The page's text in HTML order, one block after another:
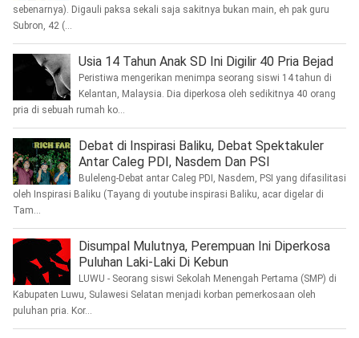
sebenarnya). Digauli paksa sekali saja sakitnya bukan main, eh pak guru
Subron, 42 (...
Usia 14 Tahun Anak SD Ini Digilir 40 Pria Bejad
Peristiwa mengerikan menimpa seorang siswi 14 tahun di
Kelantan, Malaysia. Dia diperkosa oleh sedikitnya 40 orang
pria di sebuah rumah ko...
Debat di Inspirasi Baliku, Debat Spektakuler
Antar Caleg PDI, Nasdem Dan PSI
Buleleng-Debat antar Caleg PDI, Nasdem, PSI yang difasilitasi
oleh Inspirasi Baliku (Tayang di youtube inspirasi Baliku, acar digelar di
Tam...
Disumpal Mulutnya, Perempuan Ini Diperkosa
Puluhan Laki-Laki Di Kebun
LUWU - Seorang siswi Sekolah Menengah Pertama (SMP) di
Kabupaten Luwu, Sulawesi Selatan menjadi korban pemerkosaan oleh
puluhan pria. Kor...